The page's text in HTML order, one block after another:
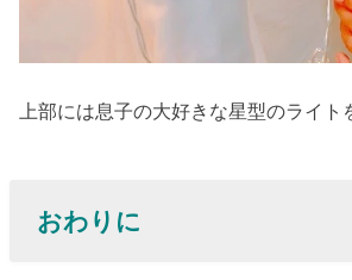
上部には息子の大好きな星型のライ
おわりに